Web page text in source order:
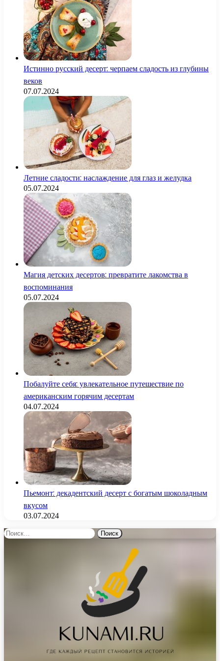
Истинно русский десерт: черпаем сладость из глубины
веков
07.07.2024
Летние сладости: наслаждение для глаз и желудка
05.07.2024
Магия детских десертов: превратите лакомства в
воспоминания
05.07.2024
Побалуйте себя: увлекательное путешествие по
американским горячим десертам
04.07.2024
Пьемонт: декадентский десерт с богатым шоколадным
вкусом
03.07.2024
Найти: